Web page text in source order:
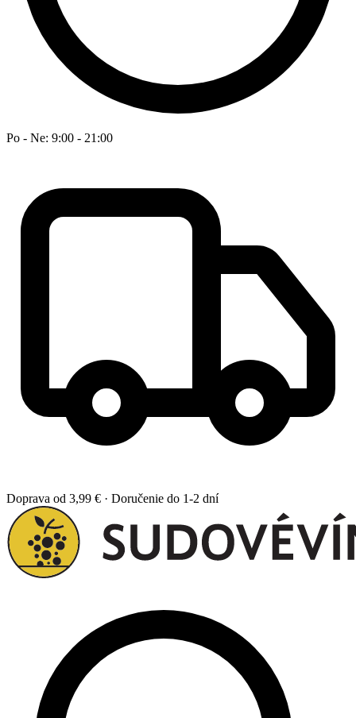
Po - Ne: 9:00 - 21:00
Doprava od 3,99 € · Doručenie do 1-2 dní